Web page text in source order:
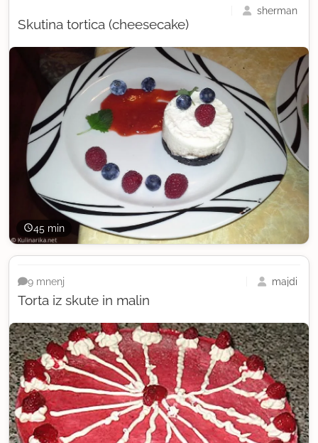
45 min
Skutina tortica (cheesecake)
sherman
Torta iz skute in malin
9 mnenj majdi